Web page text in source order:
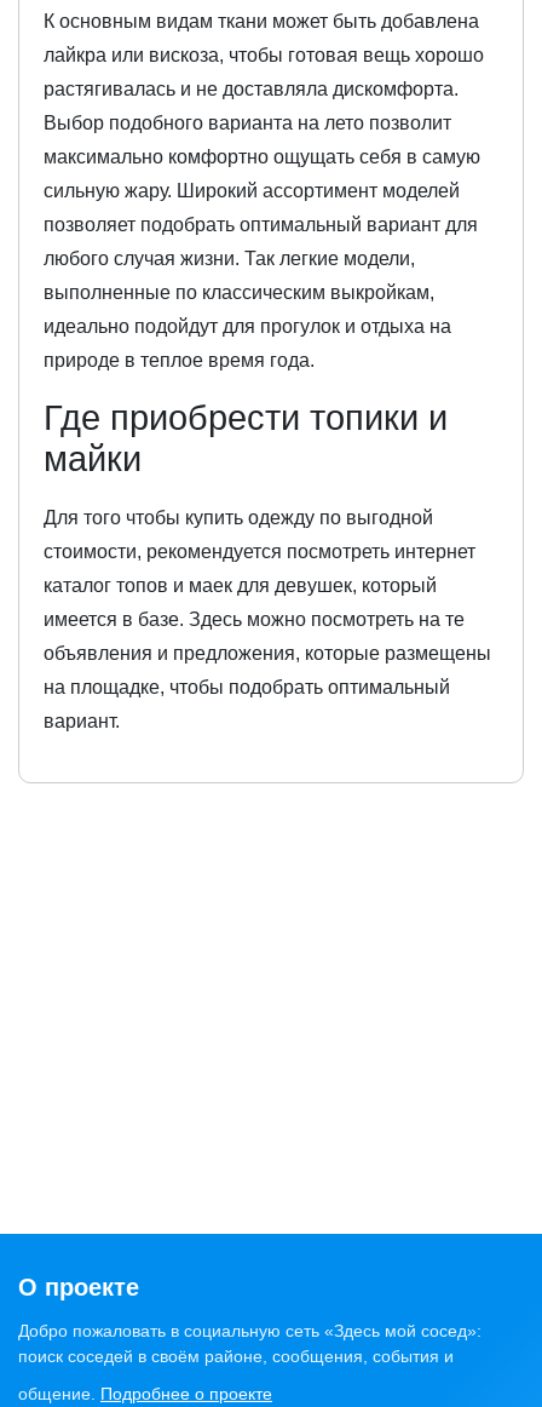
К основным видам ткани может быть добавлена
лайкра или вискоза, чтобы готовая вещь хорошо
растягивалась и не доставляла дискомфорта.
Выбор подобного варианта на лето позволит
максимально комфортно ощущать себя в самую
сильную жару. Широкий ассортимент моделей
позволяет подобрать оптимальный вариант для
любого случая жизни. Так легкие модели,
выполненные по классическим выкройкам,
идеально подойдут для прогулок и отдыха на
природе в теплое время года.
Где приобрести топики и
майки
Для того чтобы купить одежду по выгодной
стоимости, рекомендуется посмотреть интернет
каталог топов и маек для девушек, который
имеется в базе. Здесь можно посмотреть на те
объявления и предложения, которые размещены
на площадке, чтобы подобрать оптимальный
вариант.
О проекте
Добро пожаловать в социальную сеть «Здесь мой сосед»:
поиск соседей в своём районе, сообщения, события и
общение. Подробнее о проекте